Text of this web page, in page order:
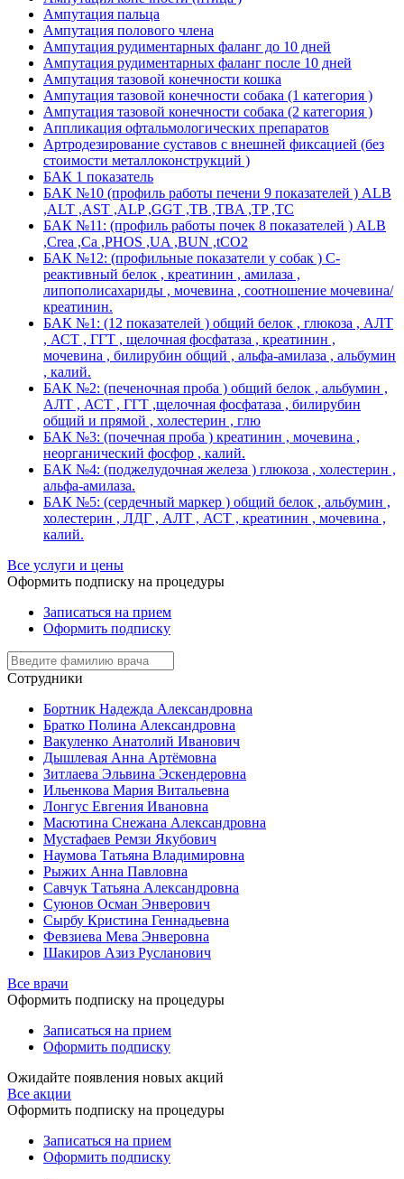
Ампутация пальца
Ампутация полового члена
Ампутация рудиментарных фаланг до 10 дней
Ампутация рудиментарных фаланг после 10 дней
Ампутация тазовой конечности кошка
Ампутация тазовой конечности собака (1 категория )
Ампутация тазовой конечности собака (2 категория )
Аппликация офтальмологических препаратов
Артродезирование суставов с внешней фиксацией (без
стоимости металлоконструкций )
БАК 1 показатель
БАК №10 (профиль работы печени 9 показателей ) ALB
,ALT ,AST ,ALP ,GGT ,TB ,TBA ,TP ,TC
БАК №11: (профиль работы почек 8 показателей ) ALB
,Crea ,Ca ,PHOS ,UA ,BUN ,tCO2
БАК №12: (профильные показатели у собак ) С-
реактивный белок , креатинин , амилаза ,
липополисахариды , мочевина , соотношение мочевина/
креатинин.
БАК №1: (12 показателей ) общий белок , глюкоза , АЛТ
, АСТ , ГГТ , щелочная фосфатаза , креатинин ,
мочевина , билирубин общий , альфа-амилаза , альбумин
, калий.
БАК №2: (печеночная проба ) общий белок , альбумин ,
АЛТ , АСТ , ГГТ ,щелочная фосфатаза , билирубин
общий и прямой , холестерин , глю
БАК №3: (почечная проба ) креатинин , мочевина ,
неорганический фосфор , калий.
БАК №4: (поджелудочная железа ) глюкоза , холестерин ,
альфа-амилаза.
БАК №5: (сердечный маркер ) общий белок , альбумин ,
холестерин , ЛДГ , АЛТ , АСТ , креатинин , мочевина ,
калий.
Все услуги и цены
Оформить подписку на процедуры
Записаться на прием
Оформить подписку
Сотрудники
Бортник Надежда Александровна
Братко Полина Александровна
Вакуленко Анатолий Иванович
Дышлевая Анна Артёмовна
Зитлаева Эльвина Эскендеровна
Ильенкова Мария Витальевна
Лонгус Евгения Ивановна
Масютина Снежана Александровна
Мустафаев Ремзи Якубович
Наумова Татьяна Владимировна
Рыжих Анна Павловна
Савчук Татьяна Александровна
Суюнов Осман Энверович
Сырбу Кристина Геннадьевна
Февзиева Мева Энверовна
Шакиров Азиз Русланович
Все врачи
Оформить подписку на процедуры
Записаться на прием
Оформить подписку
Ожидайте появления новых акций
Все акции
Оформить подписку на процедуры
Записаться на прием
Оформить подписку